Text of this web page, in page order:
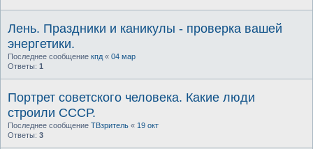
Лень. Праздники и каникулы - проверка вашей
энергетики.
Последнее сообщение кпд « 04 мар
Ответы: 1
Портрет советского человека. Какие люди
строили СССР.
Последнее сообщение ТВзритель « 19 окт
Ответы: 3